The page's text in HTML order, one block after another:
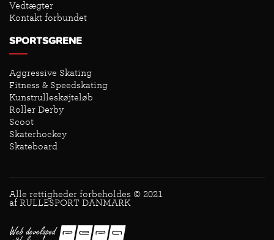
Vedtægter
Kontakt forbundet
SPORTSGRENE
Aggressive Skating
Fitness & Speedskating
Kunstrulleskøjteløb
Roller Derby
Scoot
Skaterhockey
Skateboard
Alle rettigheder forbeholdes © 2021
af RULLESPORT DANMARK